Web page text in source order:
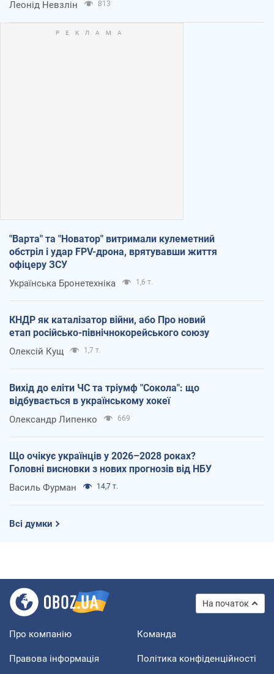
Леонід Невзлін 813
"Варта" та "Новатор" витримали кулеметний
обстріл і удар FPV-дрона, врятувавши життя
офіцеру ЗСУ
Українська Бронетехніка 1,6 т.
КНДР як каталізатор війни, або Про новий
етап російсько-північнокорейського союзу
Олексій Кущ 1,7 т.
Вихід до еліти ЧС та тріумф "Сокола": що
відбувається в українському хокеї
Олександр Липенко 669
Що очікує українців у 2026–2028 роках?
Головні висновки з нових прогнозів від НБУ
Василь Фурман 14,7 т.
Всі думки
На початок
Про компанію Команда
Правова інформація Політика конфіденційності